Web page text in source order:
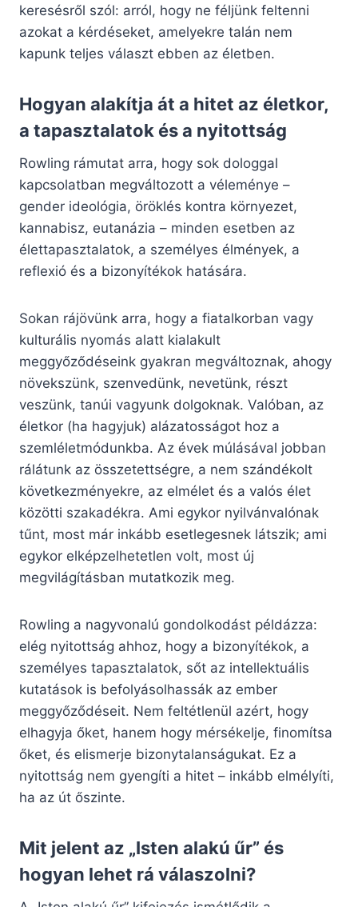
keresésről szól: arról, hogy ne féljünk feltenni
azokat a kérdéseket, amelyekre talán nem
kapunk teljes választ ebben az életben.
Hogyan alakítja át a hitet az életkor,
a tapasztalatok és a nyitottság
Rowling rámutat arra, hogy sok dologgal
kapcsolatban megváltozott a véleménye –
gender ideológia, öröklés kontra környezet,
kannabisz, eutanázia – minden esetben az
élettapasztalatok, a személyes élmények, a
reflexió és a bizonyítékok hatására.
Sokan rájövünk arra, hogy a fiatalkorban vagy
kulturális nyomás alatt kialakult
meggyőződéseink gyakran megváltoznak, ahogy
növekszünk, szenvedünk, nevetünk, részt
veszünk, tanúi vagyunk dolgoknak. Valóban, az
életkor (ha hagyjuk) alázatosságot hoz a
szemléletmódunkba. Az évek múlásával jobban
rálátunk az összetettségre, a nem szándékolt
következményekre, az elmélet és a valós élet
közötti szakadékra. Ami egykor nyilvánvalónak
tűnt, most már inkább esetlegesnek látszik; ami
egykor elképzelhetetlen volt, most új
megvilágításban mutatkozik meg.
Rowling a nagyvonalú gondolkodást példázza:
elég nyitottság ahhoz, hogy a bizonyítékok, a
személyes tapasztalatok, sőt az intellektuális
kutatások is befolyásolhassák az ember
meggyőződéseit. Nem feltétlenül azért, hogy
elhagyja őket, hanem hogy mérsékelje, finomítsa
őket, és elismerje bizonytalanságukat. Ez a
nyitottság nem gyengíti a hitet – inkább elmélyíti,
ha az út őszinte.
Mit jelent az „Isten alakú űr” és
hogyan lehet rá válaszolni?